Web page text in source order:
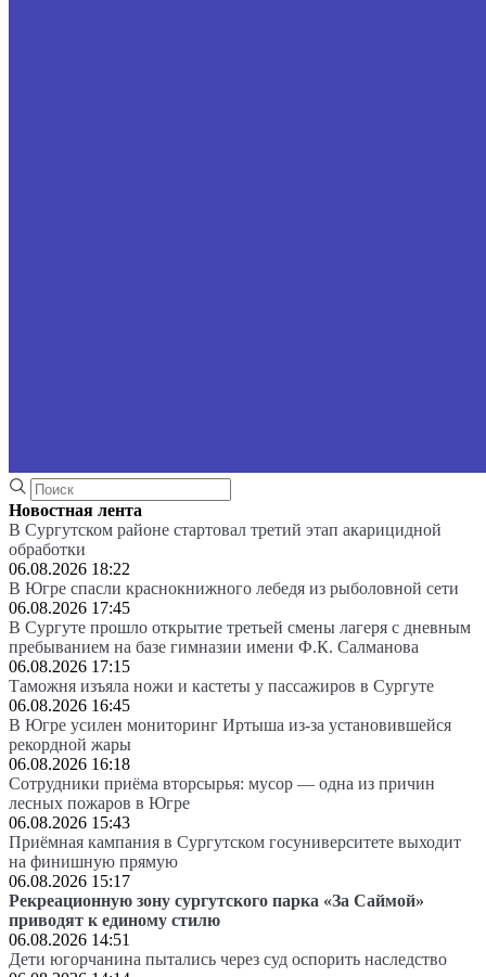
Новостная лента
В Сургутском районе стартовал третий этап акарицидной
обработки
06.08.2026 18:22
В Югре спасли краснокнижного лебедя из рыболовной сети
06.08.2026 17:45
В Сургуте прошло открытие третьей смены лагеря с дневным
пребыванием на базе гимназии имени Ф.К. Салманова
06.08.2026 17:15
Таможня изъяла ножи и кастеты у пассажиров в Сургуте
06.08.2026 16:45
В Югре усилен мониторинг Иртыша из-за установившейся
рекордной жары
06.08.2026 16:18
Сотрудники приёма вторсырья: мусор — одна из причин
лесных пожаров в Югре
06.08.2026 15:43
Приёмная кампания в Сургутском госуниверситете выходит
на финишную прямую
06.08.2026 15:17
Рекреационную зону сургутского парка «За Саймой»
приводят к единому стилю
06.08.2026 14:51
Дети югорчанина пытались через суд оспорить наследство